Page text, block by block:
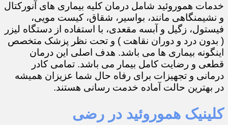
خدمات هموروئید شامل درمان کلیه بیماری های آنورکتال
و نشیمنگاهی مانند، بواسیر، شقاق، کیست مویی،
فیستول، زگیل و آبسه مقعدی، با استفاده از دستگاه لیزر
( بدون درد و دوران نقاهت ) و تحت نظر پزشک متخصص
اینگونه بیماری ها می باشد. هدف اصلی این درمان
قطعی و رضایت کامل بیمار می باشد. تمامی کادر
درمانی و تجهیزات برای رفاه حال شما عزیزان همیشه
در بهترین حالت آماده خدمت رسانی هستند.
کلینیک هموروئید در رضی